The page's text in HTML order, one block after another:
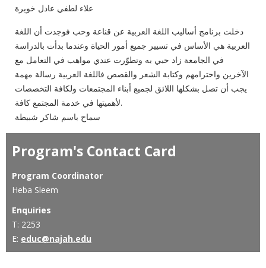
علاء لطفي عادل خويرة
دخلت برنامج أساليب اللغة العربية عن قناعة وحب فوجدت أن اللغة
العربية هي الأساس في تسيير جميع أمور الحياة وعندما بدأت بالدراسة
في الجامعة زاد حبي به وتطوّرت عندي مواهب في التعامل مع
الآخرين واحترامهم وكتابة الشعر والقصص فاللغة العربية رسالة مهمة
يجب أن تصل بشكلها اللائق لجميع أبناء المجتمعات ولكافة التخصصات
لأهميتها في خدمة المجتمع كافة.
سماح باسم شاكر شبيطة
Program's Contact Card
Program Coordinator
Heba Sleem
Enquiries
T: 2253
E: educ@najah.edu